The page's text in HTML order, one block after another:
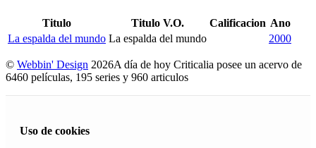
Titulo Titulo V.O. Calificacion Ano
La espalda del mundo La espalda del mundo 2000
© Webbin' Design 2026A día de hoy Criticalia posee un acervo de
6460 películas, 195 series y 960 articulos
Uso de cookies